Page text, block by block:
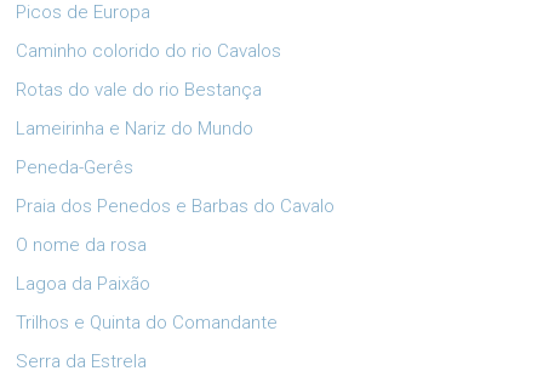
Picos de Europa
Caminho colorido do rio Cavalos
Rotas do vale do rio Bestança
Lameirinha e Nariz do Mundo
Peneda-Gerês
Praia dos Penedos e Barbas do Cavalo
O nome da rosa
Lagoa da Paixão
Trilhos e Quinta do Comandante
Serra da Estrela